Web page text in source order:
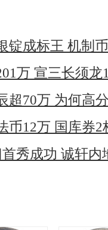
锭成标王 机制
万 宣三长须
超70万 为何高
币12万 国库券
首秀成功 诚轩